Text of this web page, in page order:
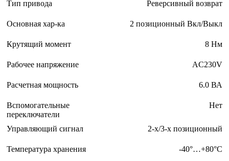
Тип привода Реверсивный возврат
Основная хар-ка 2 позиционный Вкл/Выкл
Крутящий момент 8 Нм
Рабочее напряжение AC230V
Расчетная мощность 6.0 ВА
Вспомогательные
переключатели
Нет
Управляющий сигнал 2-х/3-х позиционный
Температура хранения -40°…+80°С